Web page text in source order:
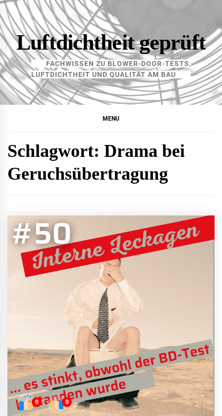
Skip
to
contentLuftdichtheit geprüft
FACHWISSEN ZU BLOWER-DOOR-TESTS,
LUFTDICHTHEIT UND QUALITÄT AM BAU
MENU
Schlagwort: Drama bei
Geruchsübertragung
0 0